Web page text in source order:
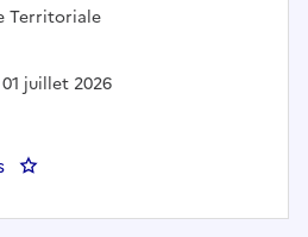
:Territoriale
juillet 2026
: Technicien de Bibliothèque